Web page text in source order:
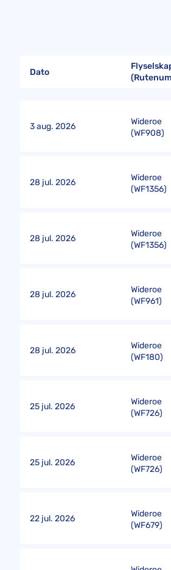
Dato
3 aug. 2026
Wideroe
(WF908)
28 jul. 2026
Wideroe
(WF1356)
28 jul. 2026
Wideroe
(WF1356)
28 jul. 2026
Wideroe
(WF961)
28 jul. 2026
Wideroe
(WF180)
25 jul. 2026
Wideroe
(WF726)
25 jul. 2026
Wideroe
(WF726)
22 jul. 2026
Wideroe
(WF679)